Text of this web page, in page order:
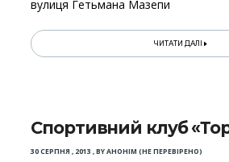
вулиця Гетьмана Мазепи
ЧИТАТИ ДАЛІ
Спортивний клуб
30 СЕРПНЯ , 2013 ,BYАНОНІМ (НЕ ПЕРЕВІРЕНО)